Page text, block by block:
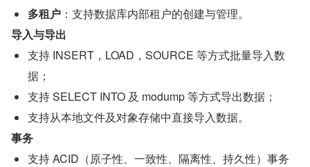
多租户 ：支持数据库内部租户的创建与管理。
导入与导出
支持 INSERT，LOAD，SOURCE 等方式批量导入数
据；
支持 SELECT INTO 及 modump 等方式导出数据；
支持从本地文件及对象存储中直接导入数据。
事务
支持 ACID（原子性、一致性、隔离性、持久性）事务